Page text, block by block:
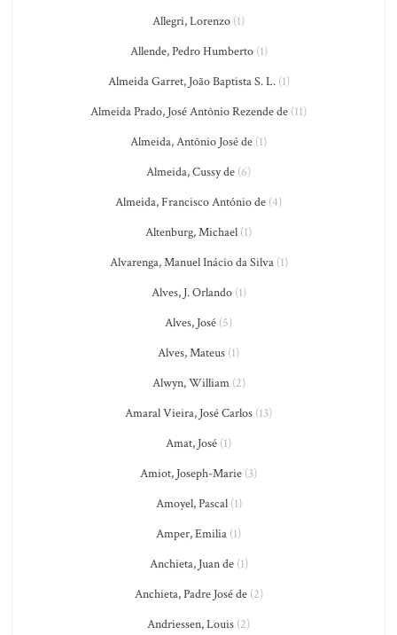
Allegri, Lorenzo (1)
Allende, Pedro Humberto(1)
Almeida Garret, João Baptista S. L.(1)
Almeida Prado, José Antônio Rezende de (11)
Almeida, Antônio José de (1)
Almeida, Cussy de (6)
Almeida, Francisco António de (4)
Altenburg, Michael (1)
Alvarenga, Manuel Inácio da Silva(1)
Alves, J. Orlando(1)
Alves, José (5)
Alves, Mateus (1)
Alwyn, William(2)
Amaral Vieira, José Carlos (13)
Amat, José (1)
Amiot, Joseph-Marie (3)
Amoyel, Pascal(1)
Amper, Emilia (1)
Anchieta, Juan de(1)
Anchieta, Padre José de(2)
Andriessen, Louis (2)